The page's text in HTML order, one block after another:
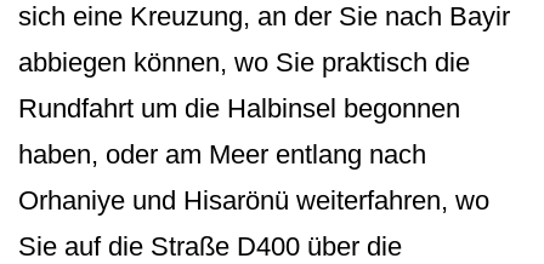
sich eine Kreuzung, an der Sie nach Bayir
abbiegen können, wo Sie praktisch die
Rundfahrt um die Halbinsel begonnen
haben, oder am Meer entlang nach
Orhaniye und Hisarönü weiterfahren, wo
Sie auf die Straße D400 über die